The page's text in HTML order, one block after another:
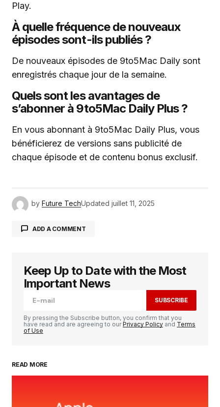
Play.
À quelle fréquence de nouveaux
épisodes sont-ils publiés ?
De nouveaux épisodes de 9to5Mac Daily sont
enregistrés chaque jour de la semaine.
Quels sont les avantages de
s’abonner à 9to5Mac Daily Plus ?
En vous abonnant à 9to5Mac Daily Plus, vous
bénéficierez de versions sans publicité de
chaque épisode et de contenu bonus exclusif.
by Future TechUpdated juillet 11, 2025
ADD A COMMENT
Votre adresse e-mail ne sera pas publiée. Les
champs obligatoires sont indiqués avec
Your Name
Keep Up to Date with the Most
Important News
SUBSCRIBE
By pressing the Subscribe button, you confirm that you
have read and are agreeing to ourPrivacy Policy and Terms
of Use
READ MORE